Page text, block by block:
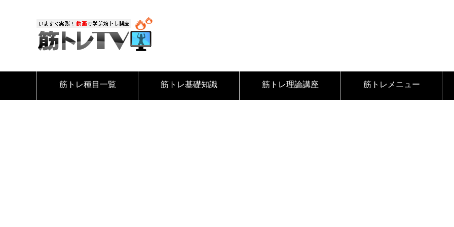
筋トレ種目一覧 筋トレ基礎知識 筋トレ理論講座 筋トレメニュー